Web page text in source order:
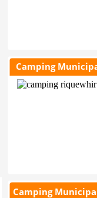
Camping
Camping